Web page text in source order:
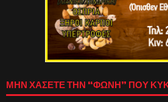
ΜΗΝ ΧΑΣΕΤΕ ΤΗΝ “ΦΩΝΗ” ΠΟΥ